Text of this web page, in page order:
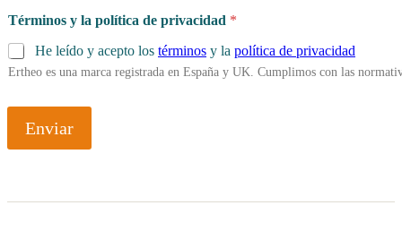
Términos y la política de privacidad *
He leído y acepto los términos y la política de privacidad
Ertheo es una marca registrada en España y UK. Cumplimos con las
Enviar